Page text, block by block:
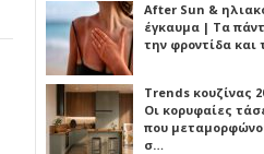
After Sun &
έγκαυμα | Τα
την φροντίδα και
Trends κουζίνας
Οι κορυφαίες
που
σ…